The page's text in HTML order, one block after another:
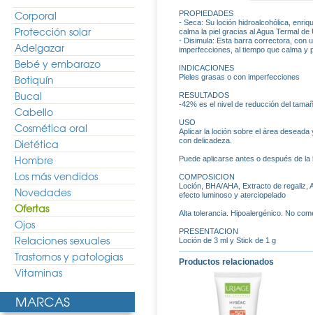
Corporal
Protección solar
Adelgazar
Bebé y embarazo
Botiquín
Bucal
Cabello
Cosmética oral
Dietética
Hombre
Los más vendidos
Novedades
Ofertas
Ojos
Relaciones sexuales
Trastornos y patologias
Vitaminas
MARCAS
PROPIEDADES
- Seca: Su loción hidroalcohólica,
calma la piel gracias al Agua Termal de
- Disimula: Esta barra correctora, con
imperfecciones, al tiempo que calma y
INDICACIONES
Pieles grasas o con imperfecciones
RESULTADOS
-42% es el nivel de reducción del
USO
Aplicar la loción sobre el área
con delicadeza.
Puede aplicarse antes o después de
COMPOSICION
Loción, BHA/AHA, Extracto de regaliz,
efecto luminoso y aterciopelado
Alta tolerancia. Hipoalergénico. No
PRESENTACION
Loción de 3 ml y Stick de 1 g
Productos relacionados